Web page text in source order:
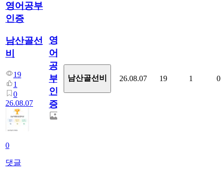
영어공부
인증
남산골선
비
19
1
0
26.08.07
0
댓글
영
어
공
부
인
증
남산골선비 26.08.07 19 1 0